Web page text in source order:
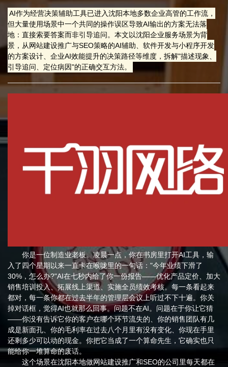
AI作为经营决策辅助工具已进入沈阳本地多数企业高管的工作流，
但大量使用场景中一个共同的操作误区导致AI输出的方案无法落
地：直接索要答案而非引导追问。本文以沈阳企业服务场景为背
景，从网站建设推广与SEO策略的AI辅助、软件开发与小程序开发
的方案设计、企业AI效能提升的决策路径等维度，拆解"描述现象、
引导追问、定位病因"的正确交互方法。
你是一位制造业老板。凌晨一点，你在书房里打开AI工具，输
入了四个星期以来一直卡在喉咙里的一句话："今年业绩下滑了
30%，怎么办?"AI在七秒内给了你一份报告——优化产品定价、加大
销售培训投入、拓展线上渠道、实施全员绩效考核。每一条看起来
都对，每一条你都在过去半年的管理层会议上听过不下十遍。你关
掉对话框，觉得AI也就那么回事。问题不在AI。问题在于你让它猜
——你没有告诉它你的客户在哪个环节流失的、你的销售团队有几
成是新面孔、你的毛利率在过去八个月里有没有变化、你现在手里
还剩多少可以动的现金。你把它当成了一个算命先生，它确实也只
能给你一堆算命的废话。
这个场景在沈阳本地做网站建设推广和SEO的公司里每天都在